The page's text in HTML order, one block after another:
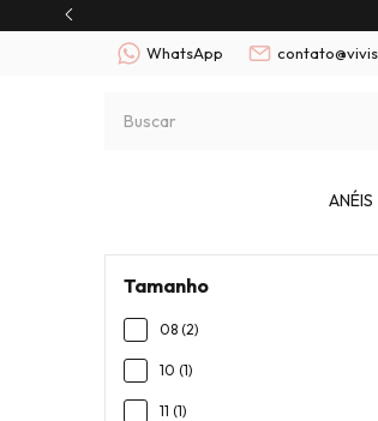
compra: NOVO10
WhatsApp
ANÉIS
Tamanho
08 (2)
10 (1)
11 (1)